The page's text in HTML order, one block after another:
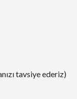
tavsiye ederiz)